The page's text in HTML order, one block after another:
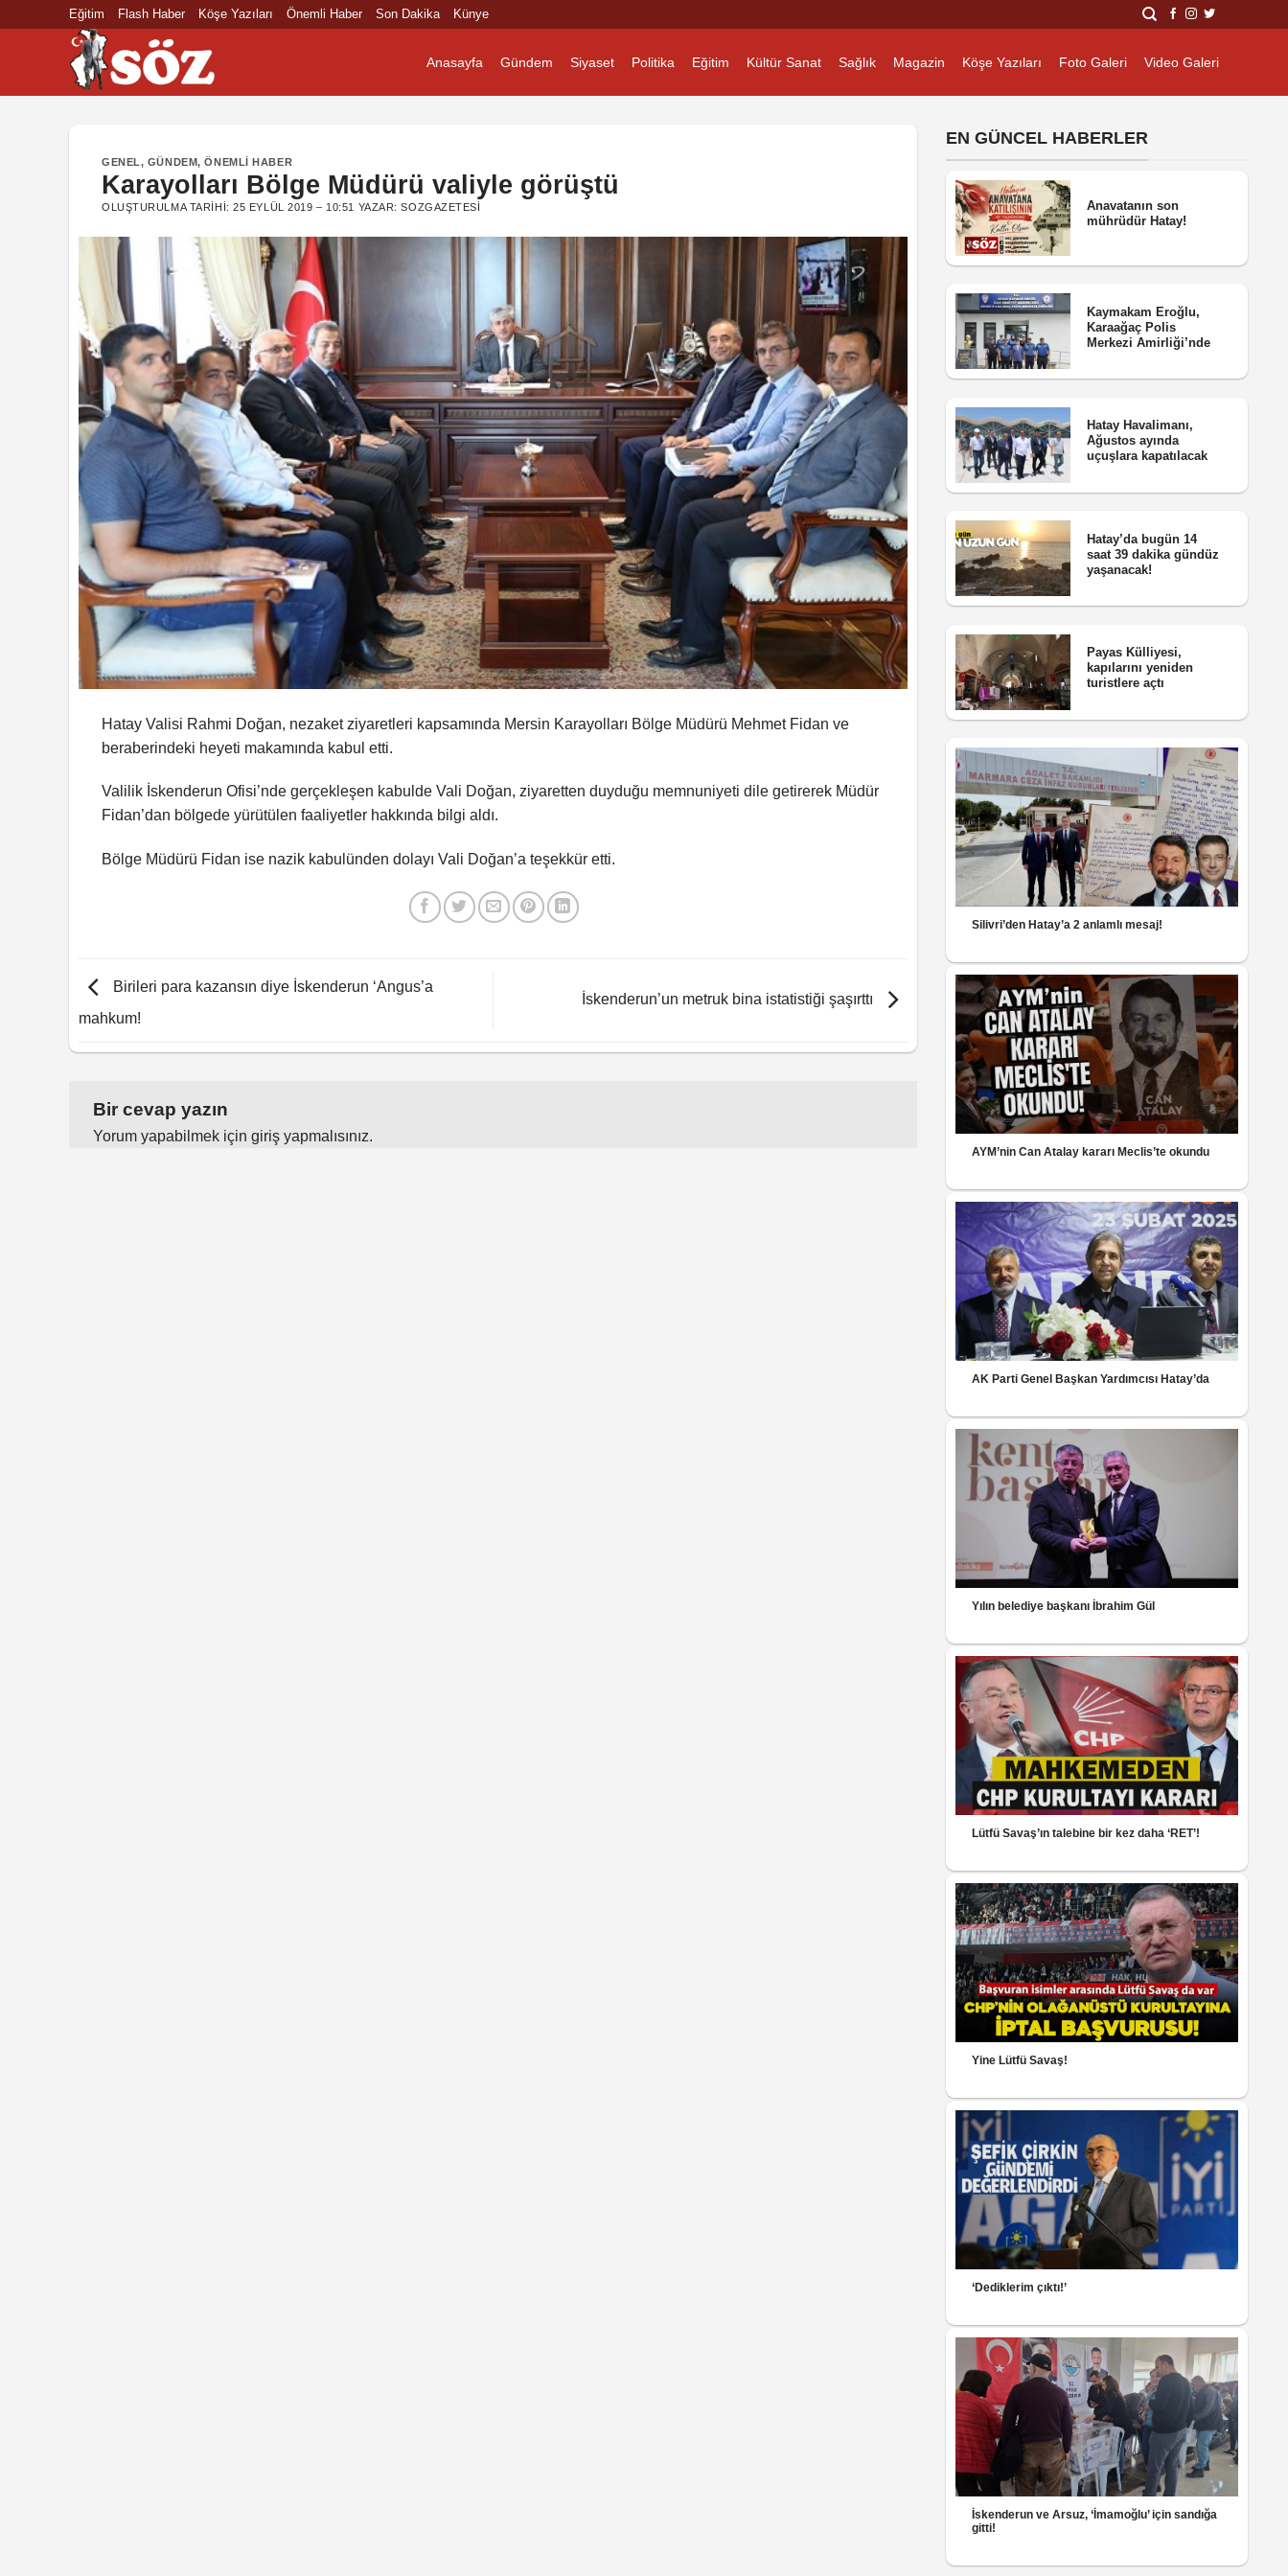
Eğitim Flash Haber Köşe Yazıları Önemli Haber Son Dakika Künye
Anasayfa Gündem Siyaset Politika Eğitim Kültür Sanat Sağlık Magazin Köşe Yazıları Foto Galeri Video Galeri
GENEL, GÜNDEM,ÖNEMLI HABER
Karayolları Bölge Müdürü valiyle görüştü
OLUŞTURULMA TARIHI:25 EYLÜL 2019 – 10:51 YAZAR:SOZGAZETESI
Hatay Valisi Rahmi Doğan, nezaket ziyaretleri kapsamında Mersin Karayolları Bölge Müdürü Mehmet Fidan ve
beraberindeki heyeti makamında kabul etti.
Valilik İskenderun Ofisi’nde gerçekleşen kabulde Vali Doğan, ziyaretten duyduğu memnuniyeti dile getirerek Müdür
Fidan’dan bölgede yürütülen faaliyetler hakkında bilgi aldı.
Bölge Müdürü Fidan ise nazik kabulünden dolayı Vali Doğan’a teşekkür etti.
Birileri para kazansın diye İskenderun ‘Angus’a
mahkum!
İskenderun’un metruk bina istatistiği şaşırttı
Bir cevap yazın
Yorum yapabilmek için giriş yapmalısınız.
EN GÜNCEL HABERLER
Anavatanın son
mührüdür Hatay!
Kaymakam Eroğlu,
Karaağaç Polis
Merkezi Amirliği’nde
Hatay Havalimanı,
Ağustos ayında
uçuşlara kapatılacak
Hatay’da bugün 14
saat 39 dakika gündüz
yaşanacak!
Payas Külliyesi,
kapılarını yeniden
turistlere açtı
Silivri’den Hatay’a 2 anlamlı mesaj!
AYM’nin Can Atalay kararı Meclis’te okundu
AK Parti Genel Başkan Yardımcısı Hatay’da
Yılın belediye başkanı İbrahim Gül
Lütfü Savaş’ın talebine bir kez daha ‘RET’!
Yine Lütfü Savaş!
‘Dediklerim çıktı!’
İskenderun ve Arsuz, ‘İmamoğlu’ için sandığa
gitti!